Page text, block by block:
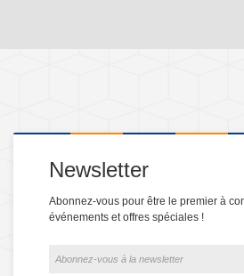
Newsletter
Abonnez-vous pour être le premier à
événements et offres spéciales !